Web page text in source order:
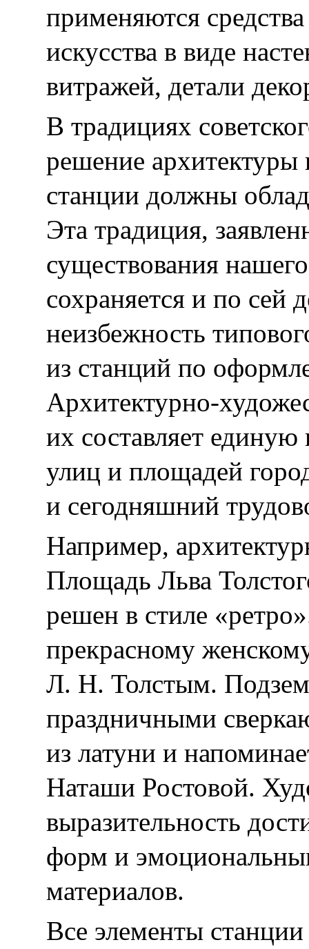
применяются
искусства в виде
витражей, детали
В традициях
решение
станции должны
Эта традиция,
существования
сохраняется и по сей
неизбежность
из станций по
Архитектурно-
их составляет
улиц и площадей
и сегодняшний
Например,
Площадь Льва
решен в стиле
прекрасному
Л. Н. Толстым.
праздничными
из латуни и
Наташи Ростовой.
выразительность
форм и
материалов.
Все элементы